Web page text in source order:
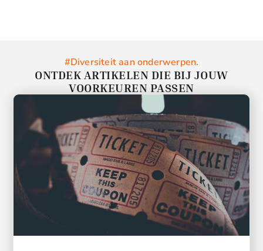
#Diversiteit aan onderwerpen.
ONTDEK ARTIKELEN DIE BIJ JOUW
VOORKEUREN PASSEN